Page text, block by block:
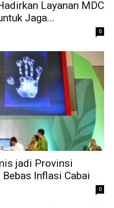
Layanan MDC
Jaga...
0
jadi Provinsi
Inflasi Cabai
0